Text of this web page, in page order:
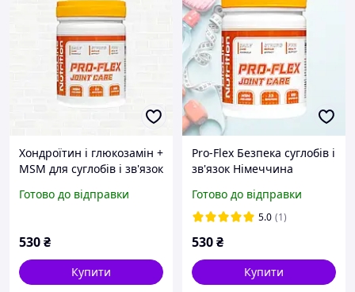
Хондроїтин і глюкозамін +
MSM для суглобів і зв'язок
капсул
Готово до відправки
530₴
Купити
Pro-Flex Безпека суглобів і
зв'язок Німеччина
MSM 100 капсул
Готово до відправки
5.0 (1)
530₴
Купити